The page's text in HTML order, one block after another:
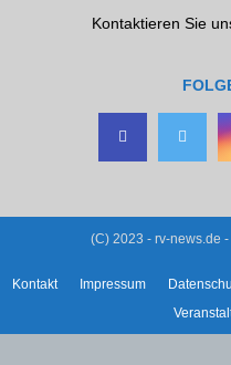
Kontaktieren Sie
(C) 2023 - rv-news.de
Kontakt Impressum